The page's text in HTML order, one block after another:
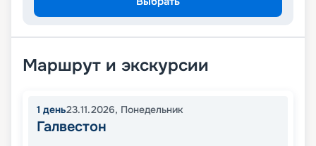
Маршрут и экскурсии
1 день23.11.2026, Понедельник
Галвестон